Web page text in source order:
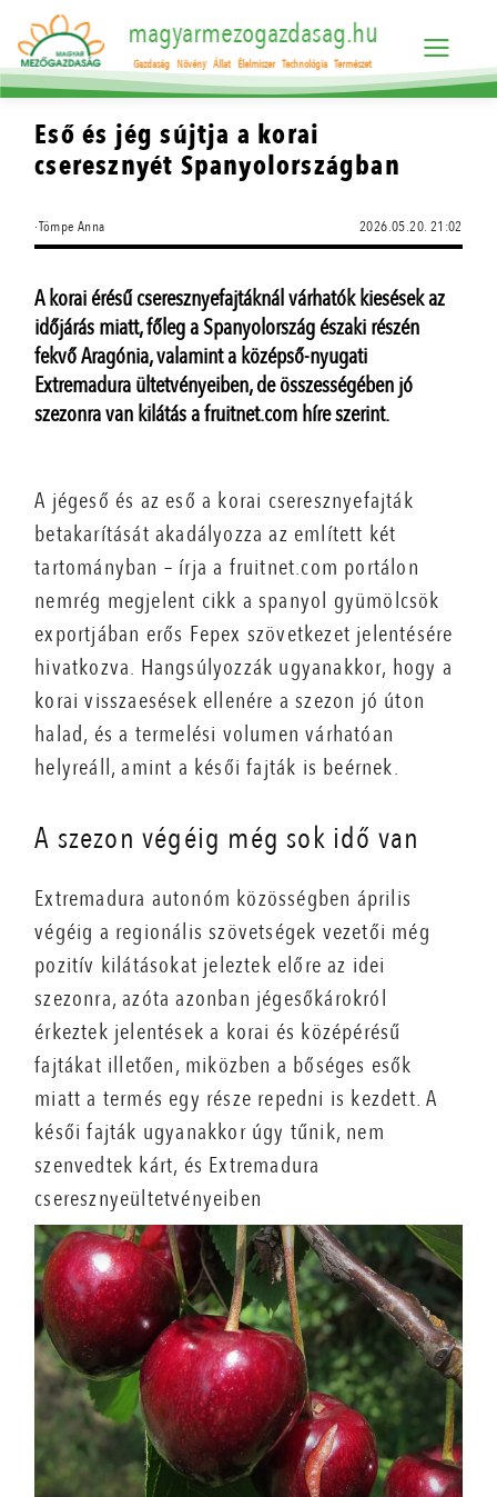
magyarmezogazdasag.hu
Gazdaság Növény Állat Élelmiszer Technológia Természet
Eső és jég sújtja a korai
cseresznyét Spanyolországban
·Tömpe Anna 2026.05.20. 21:02
A korai érésű cseresznyefajtáknál várhatók kiesések az
időjárás miatt, főleg a Spanyolország északi részén
fekvő Aragónia, valamint a középső-nyugati
Extremadura ültetvényeiben, de összességében jó
szezonra van kilátás a fruitnet.com híre szerint.
A jégeső és az eső a korai cseresznyefajták
betakarítását akadályozza az említett két
tartományban – írja a fruitnet.com portálon
nemrég megjelent cikk a spanyol gyümölcsök
exportjában erős Fepex szövetkezet jelentésére
hivatkozva. Hangsúlyozzák ugyanakkor, hogy a
korai visszaesések ellenére a szezon jó úton
halad, és a termelési volumen várhatóan
helyreáll, amint a késői fajták is beérnek.
A szezon végéig még sok idő van
Extremadura autonóm közösségben április
végéig a regionális szövetségek vezetői még
pozitív kilátásokat jeleztek előre az idei
szezonra, azóta azonban jégesőkárokról
érkeztek jelentések a korai és középérésű
fajtákat illetően, miközben a bőséges esők
miatt a termés egy része repedni is kezdett. A
késői fajták ugyanakkor úgy tűnik, nem
szenvedtek kárt, és Extremadura
cseresznyeültetvényeiben